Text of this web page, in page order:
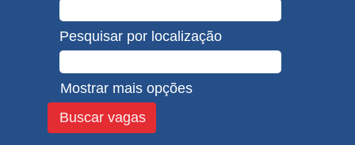
Pesquisar por localização
Mostrar mais opções